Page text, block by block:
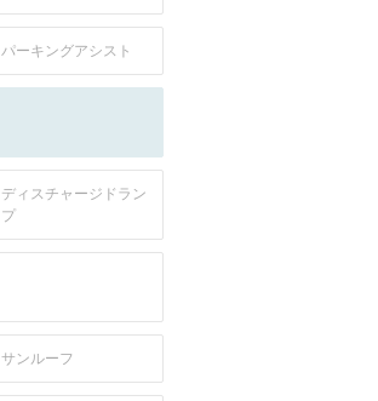
パーキングアシスト
ディスチャージドラン
プ
サンルーフ